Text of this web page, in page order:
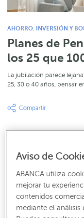
AHORRO INVERSIÓN Y
Planes de
los 25 que
La jubilación parece
25, 30 o 40 años, pensar
Aviso de
ABANCA utiliza
mejorar tu
contenidos
mediante el análisis